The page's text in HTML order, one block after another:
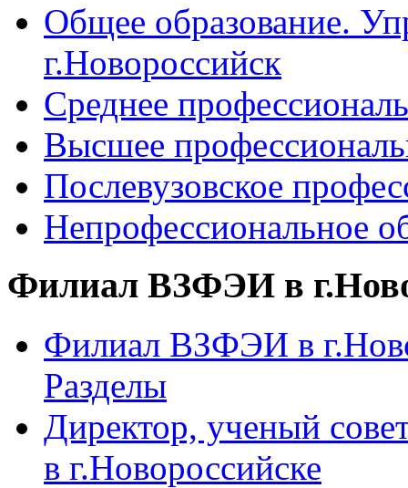
Общее образование.
г.Новороссийск
Среднее
Высшее
Послевузовское
Непрофессиональное
Филиал ВЗФЭИ в
Филиал ВЗФЭИ в
Разделы
Директор, ученый
в г.Новороссийске